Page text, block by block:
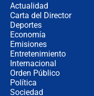
Actualidad
Carta del Director
Deportes
Economía
Emisiones
Entretenimiento
Internacional
Orden Público
Política
Sociedad